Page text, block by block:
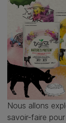
Nous allons
savoir-faire